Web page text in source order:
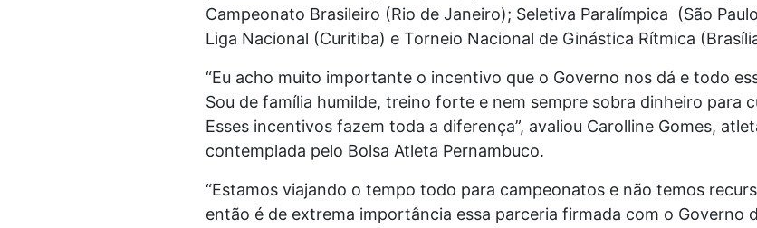
Campeonato Brasileiro (Rio de Janeiro); Seletiva Paralímpica (São
Liga Nacional (Curitiba) e Torneio Nacional de Ginástica Rítmica
“Eu acho muito importante o incentivo que o Governo nos dá e todo
Sou de família humilde, treino forte e nem sempre sobra dinheiro para
Esses incentivos fazem toda a diferença”, avaliou Carolline Gomes,
contemplada pelo Bolsa Atleta Pernambuco.
“Estamos viajando o tempo todo para campeonatos e não temos
então é de extrema importância essa parceria firmada com o Governo